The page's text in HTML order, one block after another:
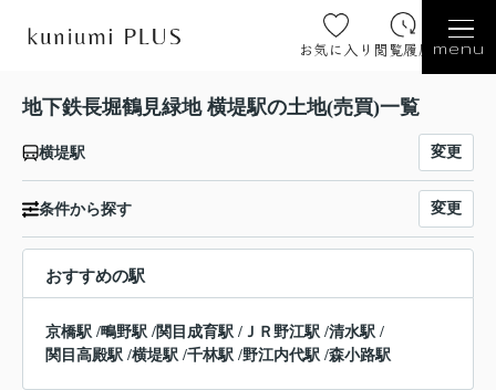
お気に入り 閲覧履歴 menu
地下鉄長堀鶴見緑地 横堤駅の土地(売買)一覧
横堤駅 変更
条件から探す 変更
おすすめの駅
京橋駅 /鴫野駅 /関目成育駅 / ＪＲ野江駅 /清水駅 /
関目高殿駅 /横堤駅 /千林駅 /野江内代駅 /森小路駅